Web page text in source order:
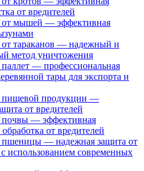
от вредителей
мышей — эффективная
тараканов — надежный и
метод уничтожения
— профессиональная
тары для экспорта и
пищевой продукции —
от вредителей
— эффективная
от вредителей
— надежная защита от
использованием современных